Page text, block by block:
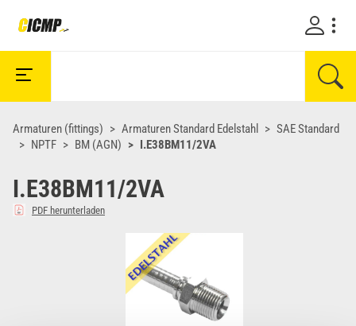
Armaturen (fittings) Armaturen Standard Edelstahl
SAE Standard
NPTF
BM (AGN) I.E38BM11/2VA
I.E38BM11/2VA
PDF herunterladen